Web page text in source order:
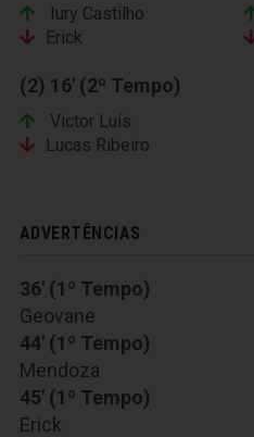
Iury Castilho
Erick
(2) 16' (2º Tempo)
Victor Luís
Lucas Ribeiro
ADVERTÊNCIAS
36' (1º Tempo)
Geovane
44' (1º Tempo)
Mendoza
45' (1º Tempo)
Erick